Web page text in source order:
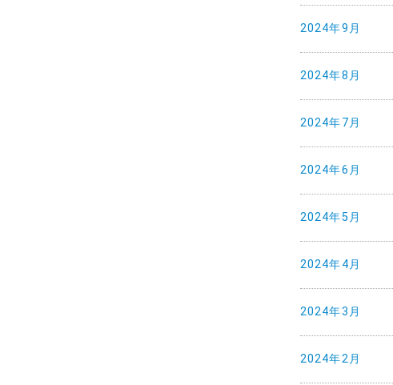
2024年9月
2024年8月
2024年7月
2024年6月
2024年5月
2024年4月
2024年3月
2024年2月